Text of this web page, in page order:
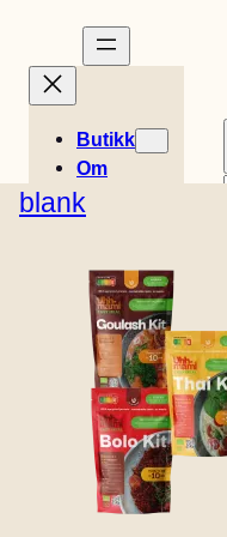
Butikk
blank
Om
Historier
Butikkens
beliggenhet
Kontakt
B2B